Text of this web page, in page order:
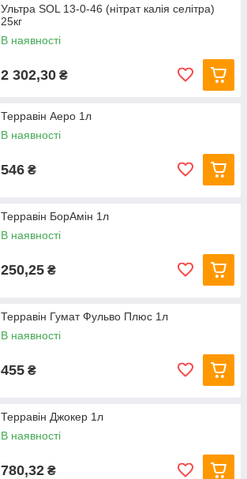
Ультра SOL 13-0-46 (нітрат калія селітра)
25кг
В наявності
2 302,30 ₴
Терравін Аеро 1л
В наявності
546 ₴
Терравін БорАмін 1л
В наявності
250,25 ₴
Терравін Гумат Фульво Плюс 1л
В наявності
455 ₴
Терравін Джокер 1л
В наявності
780,32 ₴